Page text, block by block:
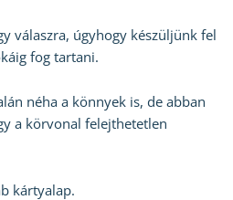
válaszra, úgyhogy készüljünk fel
fog tartani.
néha a könnyek is, de abban
a körvonal felejthetetlen
kártyalap.